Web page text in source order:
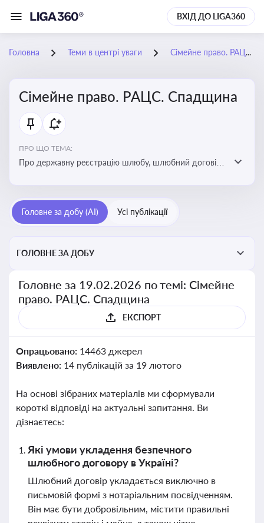
ВХІД ДО LIGA360
Головна Теми в центрі уваги Сімейне право. РАЦС. Спадщина
Сімейне право. РАЦС. Спадщина
ПРО ЩО ТЕМА:
Про державну реєстрацію шлюбу, шлюбний договір,
прийомну сім’ю, визнання недієздатності,
позбавлення батьківських прав, виховання дитини,
Головне за добу (AI) Усі публікації
ГОЛОВНЕ ЗА ДОБУ
Головне за 19.02.2026 по темі: Сімейне
право. РАЦС. Спадщина
ЕКСПОРТ
Опрацьовано: 14463 джерел
Виявлено: 14 публікацій за 19 лютого
На основі зібраних матеріалів ми сформували
короткі відповіді на актуальні запитання. Ви
дізнаєтесь:
Які умови укладення безпечного
шлюбного договору в Україні?
Шлюбний договір укладається виключно в
письмовій формі з нотаріальним посвідченням.
Він має бути добровільним, містити правильні